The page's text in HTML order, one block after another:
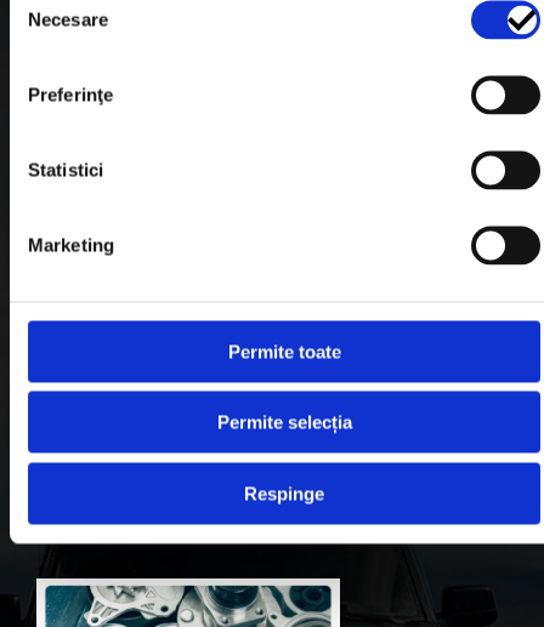
consimțământului
Necesare
Preferinţe
Statistici
Marketing
Permite toate
Permite selecția
Respinge
Politica de Cookies
Plata in Rate
Link-uri rapide
Blog
Favorite